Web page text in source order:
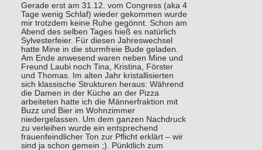
Gerade erst am 31.12. vom Congress (aka 4
Tage wenig Schlaf) wieder gekommen wurde
mir trotzdem keine Ruhe gegönnt. Schon am
Abend des selben Tages hieß es natürlich
Sylvesterfeier. Für diesen Jahreswechsel
hatte Mine in die sturmfreie Bude geladen.
Am Ende anwesend waren neben Mine und
Freund Laubi noch Tina, Kristina, Förster
und Thomas. Im alten Jahr kristallisierten
sich klassische Strukturen heraus: Während
die Damen in der Küche an der Pizza
arbeiteten hatte ich die Männerfraktion mit
Buzz und Bier im Wohnzimmer
niedergelassen. Um dem ganzen Nachdruck
zu verleihen wurde ein entsprechend
frauenfeindlicher Ton zur Pflicht erklärt – wir
sind ja schon gemein ;). Pünktlich zum